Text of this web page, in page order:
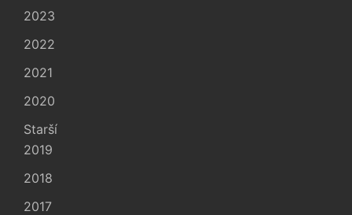
2023
2022
2021
2020
Starší
2019
2018
2017